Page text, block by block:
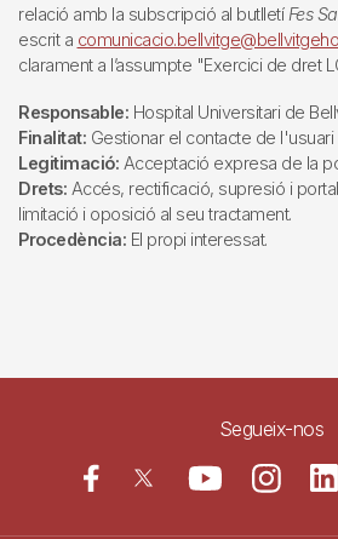
relació amb la subscripció al butlletí Fes
escrit a
clarament a l’assumpte "Exercici de dret
Responsable: Hospital Universitari de
Finalitat: Gestionar el contacte de l'usuari
Legitimació: Acceptació expresa de la
Drets: Accés, rectificació, supresió i
limitació i oposició al seu tractament.
Procedència: El propi interessat.
Segueix-nos